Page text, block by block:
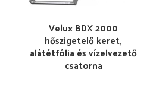
Velux BDX 2000
hőszigetelő keret,
alátétfólia és vízelvezető
csatorna